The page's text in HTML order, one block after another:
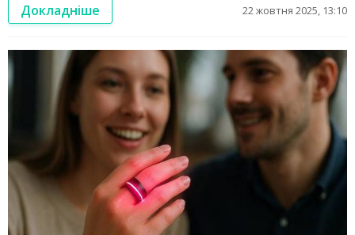
Докладніше 22 жовтня 2025, 13:10